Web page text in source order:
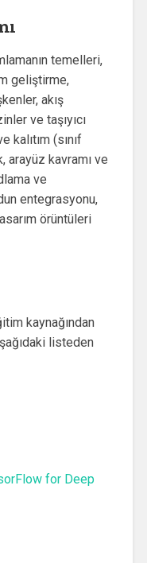
temelleri,
geliştirme,
akış
ve taşıyıcı
kalıtım (sınıf
arayüz kavramı ve
ve
entegrasyonu,
örüntüleri
kaynağından
listeden
for Deep